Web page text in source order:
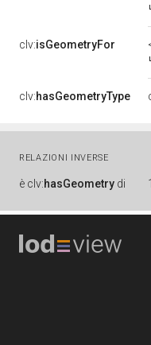
clv:isGeometryFor
clv:hasGeometryType
RELAZIONI INVERSE
è clv:hasGeometry di